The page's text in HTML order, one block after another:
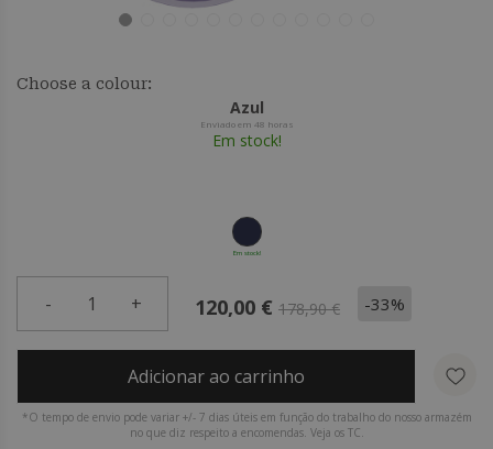
Choose a colour:
Azul
Enviado em 48 horas
Em stock!
Em stock!
- 1 + 120,00 € 178,90 € -33%
Adicionar ao carrinho
*O tempo de envio pode variar +/- 7 dias úteis em função do trabalho do nosso armazém
no que diz respeito a encomendas. Veja os TC.